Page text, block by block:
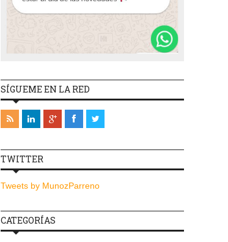
SÍGUEME EN LA RED
TWITTER
Tweets by MunozParreno
CATEGORÍAS